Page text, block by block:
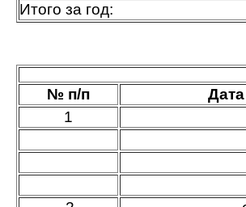
Итого за год:
№ п/п
1